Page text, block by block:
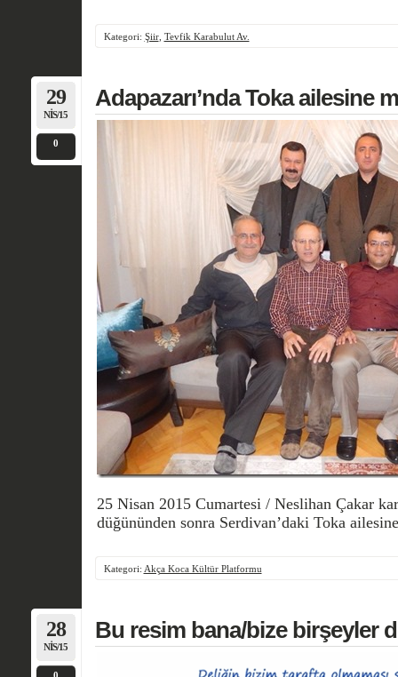
Kategori: Şiir, Tevfik Karabulut Av.
29
NIS/15
0
Adapazarı’nda Toka ailesine
25 Nisan 2015 Cumartesi / Neslihan Çakar
düğününden sonra Serdivan’daki Toka
Kategori: Akça Koca Kültür Platformu
28
NIS/15
0
Bu resim bana/bize birşeyler